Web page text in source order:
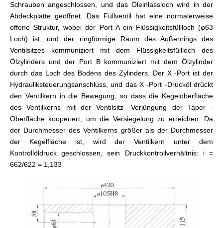
Schrauben angeschlossen, und das Öleinlassloch wird in der
Abdeckplatte geöffnet. Das Füllventil hat eine normalerweise
offene Struktur, wobei der Port A ein Flüssigkeitsfüllloch (φ63
Loch) ist, und der ringförmige Raum des Außenrings des
Ventilsitzes kommuniziert mit dem Flüssigkeitsfüllloch des
Ölzylinders und der Port B kommuniziert mit dem Ölzylinder
durch das Loch des Bodens des Zylinders. Der X -Port ist der
Hydrauliksteuerungsanschluss, und das X -Port -Drucköl drückt
den Ventilkern in die Bewegung, so dass die Kegeloberfläche
des Ventilkerns mit der Ventilsitz -Verjüngung der Taper -
Oberfläche kooperiert, um die Versiegelung zu erreichen. Da
der Durchmesser des Ventilkerns größer als der Durchmesser
der Kegelfläche ist, wird der Ventilkern unter dem
Kontrollöldruck geschlossen, sein Druckkontrollverhältnis: i =
662/622 = 1,133